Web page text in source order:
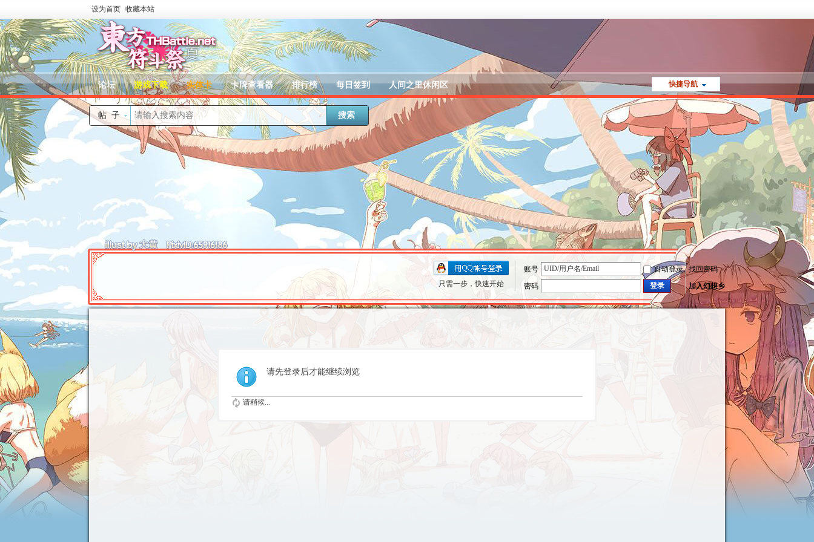
设为首页 收藏本站
账号 自动登录
找回密码
密码
登录 加入幻想乡
只需一步，快速开始
快捷导航
论坛 游戏下载 实体卡 卡牌查看器 排行榜 每日签到 人间之里休闲区
帖子 搜索
请先登录后才能继续浏览
请稍候...